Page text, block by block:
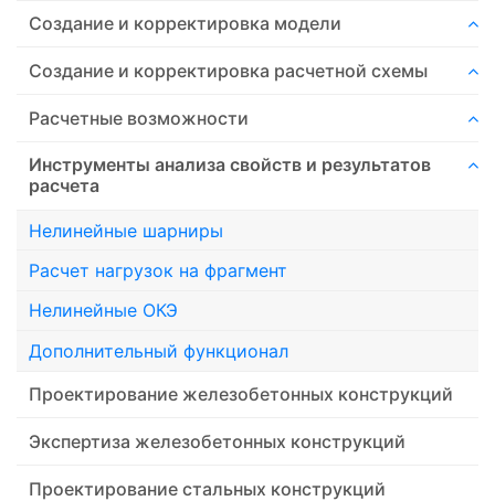
Создание и корректировка модели
Создание и корректировка расчетной схемы
Расчетные возможности
Инструменты анализа свойств и результатов
расчета
Нелинейные шарниры
Расчет нагрузок на фрагмент
Нелинейные ОКЭ
Дополнительный функционал
Проектирование железобетонных конструкций
Экспертиза железобетонных конструкций
Проектирование стальных конструкций